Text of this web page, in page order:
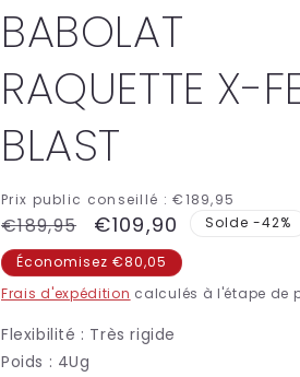
BABOLAT
RAQUETTE X-
BLAST
Prix public conseillé : €189,95
Prix
habituel
€189,95
Prix
promotionnel
€109,90 Solde -42%
Économisez €80,05
Frais d'expédition calculés à l'étape de
Flexibilité : Très rigide
Poids : 4Ug